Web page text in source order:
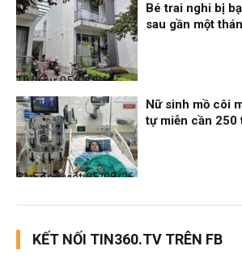
Thời sự
05/08/26, 12:06
Bé trai nghi bị
sau gần một
Bạn đọc viết
05/08/26, 11:57
Nữ sinh mồ côi
tự miễn cần 250
KẾT NỐI TIN360.TV TRÊN FB